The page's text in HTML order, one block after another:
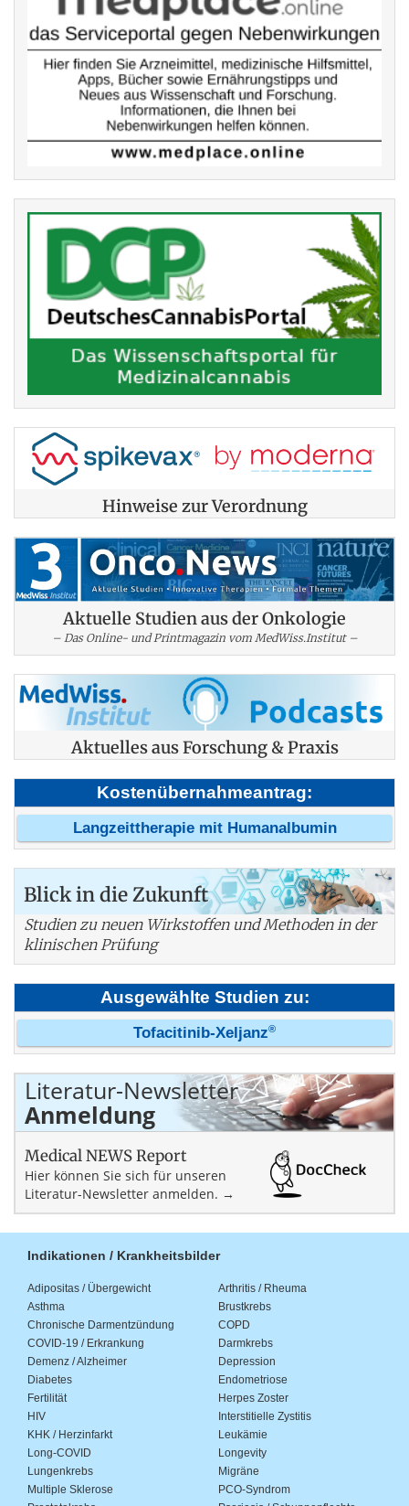
Hinweise zur Verordnung
Aktuelle Studien aus der Onkologie
– Das Online- und Printmagazin vom MedWiss.Institut –
Aktuelles aus Forschung & Praxis
Kostenübernahmeantrag:
Langzeittherapie mit Humanalbumin
Blick in die Zukunft
Studien zu neuen Wirkstoffen und Methoden in der
klinischen Prüfung
Ausgewählte Studien zu:
Tofacitinib-Xeljanz®
Literatur-Newsletter
Anmeldung
Medical NEWS Report
Hier können Sie sich für unseren
Literatur-Newsletter anmelden. →
Indikationen / Krankheitsbilder
Adipositas / Übergewicht
Arthritis / Rheuma
Asthma
Brustkrebs
Chronische Darmentzündung
COPD
COVID-19 / Erkrankung
Darmkrebs
Demenz / Alzheimer
Depression
Diabetes
Endometriose
Fertilität
Herpes Zoster
HIV
Interstitielle Zystitis
KHK / Herzinfarkt
Leukämie
Long-COVID
Longevity
Lungenkrebs
Migräne
Multiple Sklerose
PCO-Syndrom